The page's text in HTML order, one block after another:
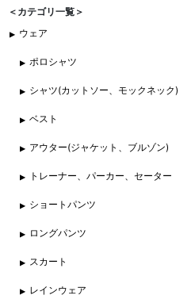
＜カテゴリ一覧＞
ウェア
ポロシャツ
シャツ(カットソー、モックネック)
ベスト
アウター(ジャケット、ブルゾン)
トレーナー、パーカー、セーター
ショートパンツ
ロングパンツ
スカート
レインウェア